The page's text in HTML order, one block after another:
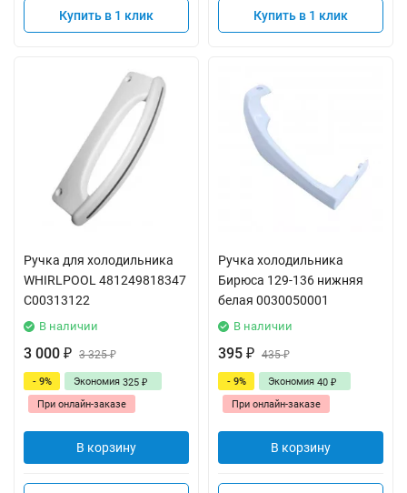
Купить в 1 клик Купить в 1 клик
Ручка для холодильника
WHIRLPOOL 481249818347
C00313122
В наличии
3 000 ₽ 3 325₽
- 9% Экономия 325 ₽
При онлайн-заказе
В корзину
Ручка холодильника
Бирюса 129-136 нижняя
белая 0030050001
В наличии
395 ₽ 435₽
- 9% Экономия 40 ₽
При онлайн-заказе
В корзину